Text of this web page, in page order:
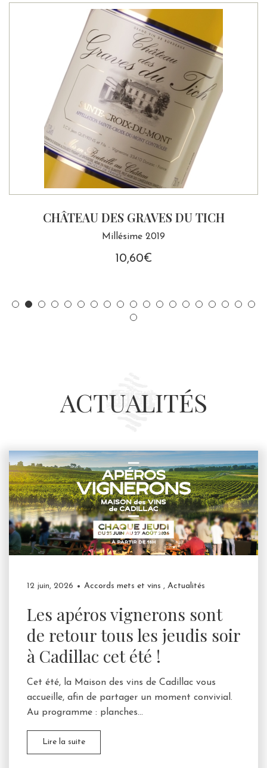
CHÂTEAU MAUBERT
Millésime 2019
11,00€
ACTUALITÉS
12 juin, 2026 Accords mets et vins , Actualités
Les apéros vignerons sont
de retour tous les jeudis soir
à Cadillac cet été !
Cet été, la Maison des vins de Cadillac vous
accueille, afin de partager un moment convivial.
Au programme : planches...
Lire la suite